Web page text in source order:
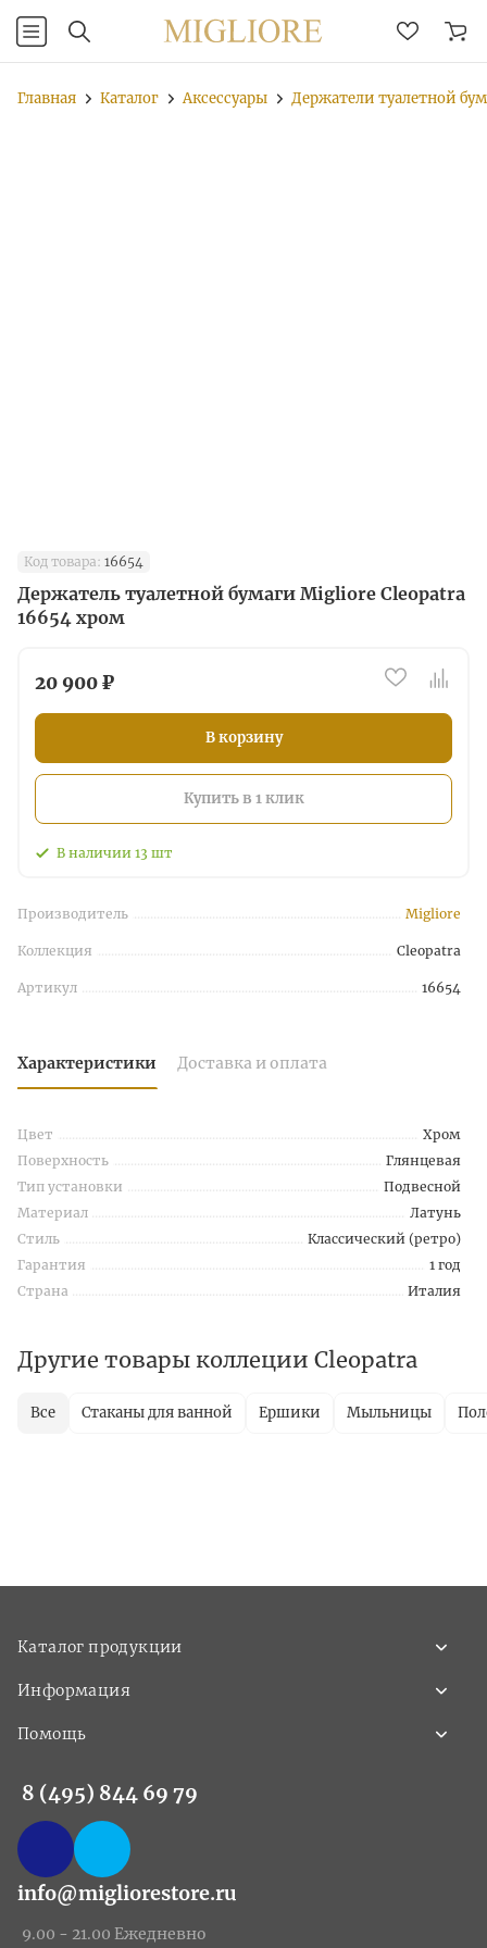
Главная Каталог Аксессуары Держатели туалетной
Код товара: 16654
Держатель туалетной бумаги Migliore Cleopatra
16654 хром
20 900 ₽
В корзину
Купить в 1 клик
В наличии 13 шт
Производитель Migliore
Коллекция Cleopatra
Артикул 16654
Характеристики Доставка и оплата
Цвет
Хром
Поверхность
Глянцевая
Тип установки
Подвесной
Материал
Латунь
Стиль
Классический (ретро)
Гарантия
1 год
Страна
Италия
Другие товары коллеции Cleopatra
Все Стаканы для ванной Ершики Мыльницы
Каталог продукции
Информация
Помощь
8 (495) 844 69 79
info@migliorestore.ru
9.00 - 21.00 Ежедневно